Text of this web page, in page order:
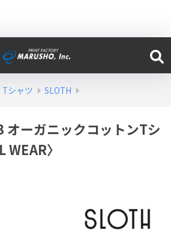
Tシャツ SLOTH
オーガニックコットンTシ
WEAR〉